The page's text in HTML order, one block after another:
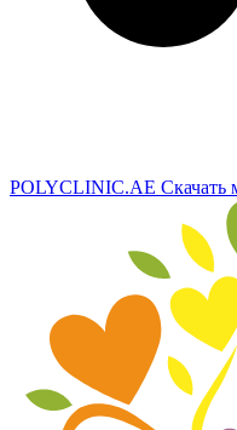
POLYCLINIC.AE Скачать